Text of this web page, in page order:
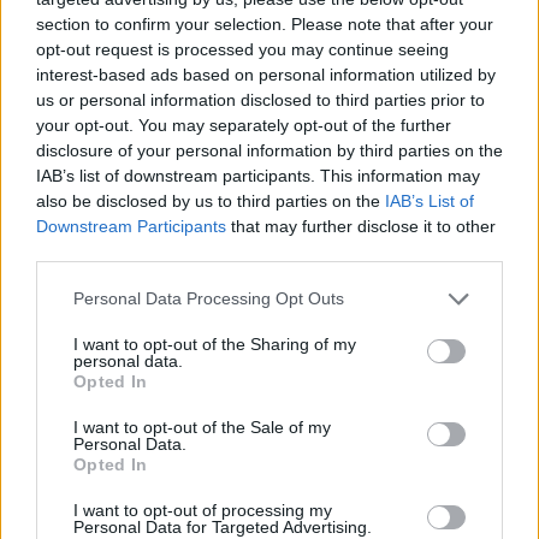
section to confirm your selection. Please note that after your
opt-out request is processed you may continue seeing
interest-based ads based on personal information utilized by
us or personal information disclosed to third parties prior to
your opt-out. You may separately opt-out of the further
disclosure of your personal information by third parties on the
IAB’s list of downstream participants. This information may
also be disclosed by us to third parties on the IAB’s List of
Downstream Participants that may further disclose it to other
Please note that this website/app uses one or more Google
not limited to your visit or usage behaviour. You may click to
grant or deny consent to Google and its third-party tags to
use your data for below specified purposes in below Google
consent section.
Personal Data Processing Opt Outs
I want to opt-out of the Sharing of my
personal data.
Opted In
I want to opt-out of the Sale of my
Personal Data.
Opted In
I want to opt-out of processing my
Personal Data for Targeted Advertising.
tilalom lépett életbe az otthon főzött
alkoholtartalmú italokra vonatkozóan. Ennek
esett áldozatául a doburoku is, ami a boltok
polcain sem jelenhetett meg, mivel a
hagyományos, szűretlen ital nem felelt meg a
kereskedelmi szakégyártás szabályainak. Utóbbi
a tisztább, szűrt termékeket részesítek előnyben.
Mindez persze nem jelentette azt, a hogy
világháborúban tapasztalható szakéhiány miatt
újra megnőtt a népszerűsége. Ennek (is)
folyományaként 2003-ra a japán kormány több
olyan zónát létrehozott, ahol a gazdaság
élénkítése érdekében megengedte az